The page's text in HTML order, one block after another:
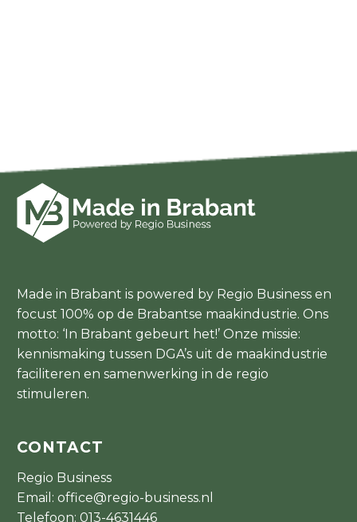
Made in Brabant is powered by Regio Business en
focust 100% op de Brabantse maakindustrie. Ons
motto: ‘In Brabant gebeurt het!’ Onze missie:
kennismaking tussen DGA’s uit de maakindustrie
faciliteren en samenwerking in de regio
stimuleren.
CONTACT
Regio Business
Email: office@regio-business.nl
Telefoon: 013-4631446